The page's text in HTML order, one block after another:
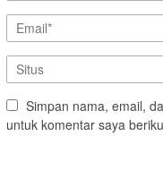
Simpan nama, email,
untuk komentar saya